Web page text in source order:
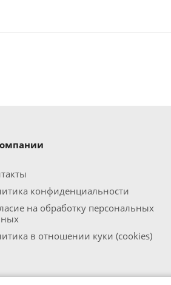
конфиденциальности
на обработку персональных
в отношении куки (cookies)